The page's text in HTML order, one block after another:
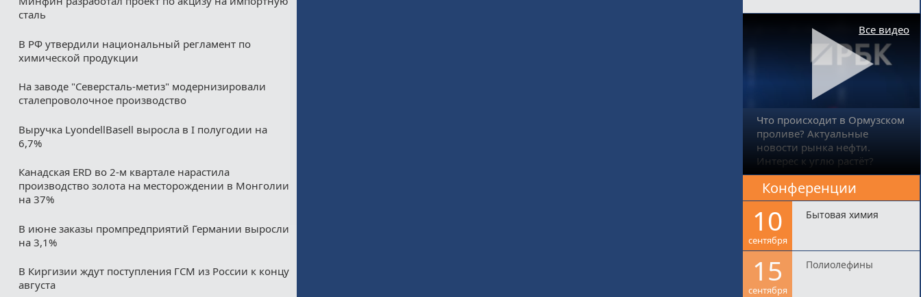
сталь
В РФ утвердили национальный регламент по
химической продукции
На заводе "Северсталь-метиз" модернизировали
сталепроволочное производство
Выручка LyondellBasell выросла в I полугодии на
6,7%
Канадская ERD во 2-м квартале нарастила
производство золота на месторождении в Монголии
на 37%
В июне заказы промпредприятий Германии выросли
на 3,1%
В Киргизии ждут поступления ГСМ из России к концу
августа
Что происходит в Ормузском
проливе? Актуальные
новости рынка нефти.
Интерес к углю растёт?
Все видео
Конференции
10
сентября
Бытовая химия
15
сентября
Полиолефины